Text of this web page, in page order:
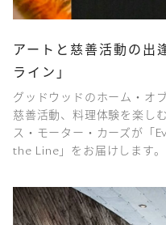
アートと慈善活動の出
ライン」
グッドウッドのホーム・オ
慈善活動、料理体験を楽し
ス・モーター・カーズが
the Line」をお届けします。